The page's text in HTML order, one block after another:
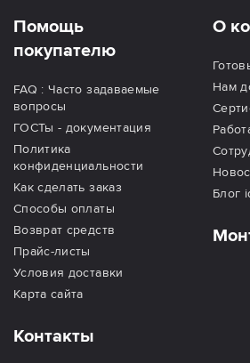
Помощь
покупателю
FAQ : Часто задаваемые
вопросы
ГОСТы - документация
Политика
конфиденциальности
Как сделать заказ
Способы оплаты
Возврат средств
Прайс-листы
Условия доставки
Карта сайта
О
Нам
Блог
Контакты